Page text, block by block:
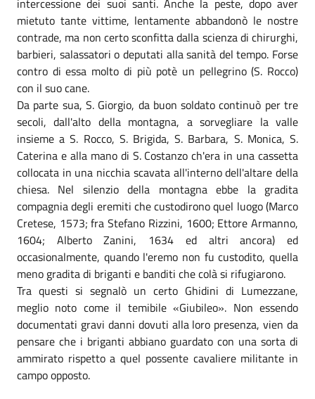
mietuto tante vittime, lentamente abbandonò le nostre
contrade, ma non certo sconfitta dalla scienza di chirurghi,
barbieri, salassatori o deputati alla sanità del tempo. Forse
contro di essa molto di più potè un pellegrino (S. Rocco)
con il suo cane.
Da parte sua, S. Giorgio, da buon soldato continuò per tre
secoli, dall'alto della montagna, a sorvegliare la valle
insieme a S. Rocco, S. Brigida, S. Barbara, S. Monica, S.
Caterina e alla mano di S. Costanzo ch'era in una cassetta
collocata in una nicchia scavata all'interno dell'altare della
chiesa. Nel silenzio della montagna ebbe la gradita
compagnia degli eremiti che custodirono quel luogo (Marco
Cretese, 1573; fra Stefano Rizzini, 1600; Ettore Armanno,
1604; Alberto Zanini, 1634 ed altri ancora) ed
occasionalmente, quando l'eremo non fu custodito, quella
meno gradita di briganti e banditi che colà si rifugiarono.
Tra questi si segnalò un certo Ghidini di Lumezzane,
meglio noto come il temibile «Giubileo». Non essendo
documentati gravi danni dovuti alla loro presenza, vien da
pensare che i briganti abbiano guardato con una sorta di
ammirato rispetto a quel possente cavaliere militante in
campo opposto.